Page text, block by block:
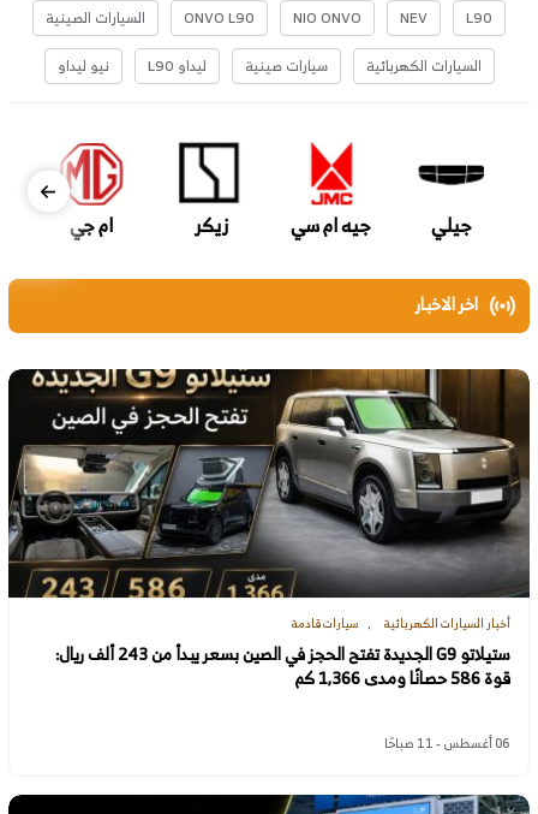
L90
NEV
NIO ONVO
ONVO L90
السيارات الصينية
السيارات الكهربائية
سيارات صينية ليداو L90 نيو ليداو
جيلي جيه ام سي زيكر ام جي
اخر الاخبار
أخبار السيارات الكهربائية سيارات قادمة
ستيلاتو G9 الجديدة تفتح الحجز في الصين بسعر يبدأ من 243 ألف ريال:
قوة 586 حصانًا ومدى 1,366 كم
06 أغسطس - 11 صباحًا